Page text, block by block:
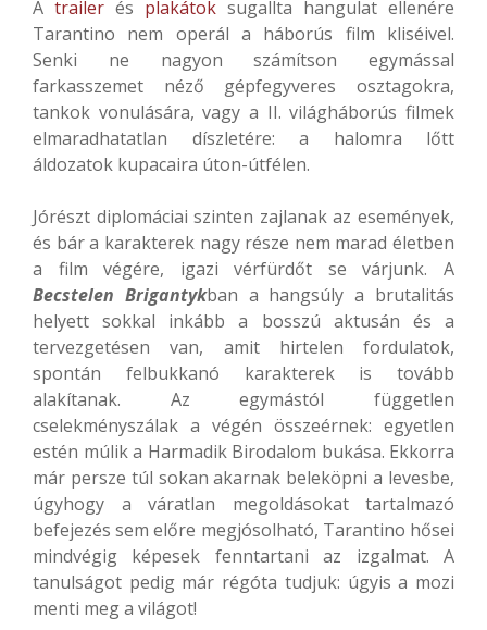
A trailer és plakátok sugallta hangulat ellenére
Tarantino nem operál a háborús film kliséivel.
Senki ne nagyon számítson egymással
farkasszemet néző gépfegyveres osztagokra,
tankok vonulására, vagy a II. világháborús filmek
elmaradhatatlan díszletére: a halomra lőtt
áldozatok kupacaira úton-útfélen.
Jórészt diplomáciai szinten zajlanak az események,
és bár a karakterek nagy része nem marad életben
a film végére, igazi vérfürdőt se várjunk. A
Becstelen Brigantykban a hangsúly a brutalitás
helyett sokkal inkább a bosszú aktusán és a
tervezgetésen van, amit hirtelen fordulatok,
spontán felbukkanó karakterek is tovább
alakítanak. Az egymástól független
cselekményszálak a végén összeérnek: egyetlen
estén múlik a Harmadik Birodalom bukása. Ekkorra
már persze túl sokan akarnak beleköpni a levesbe,
úgyhogy a váratlan megoldásokat tartalmazó
befejezés sem előre megjósolható, Tarantino hősei
mindvégig képesek fenntartani az izgalmat. A
tanulságot pedig már régóta tudjuk: úgyis a mozi
menti meg a világot!